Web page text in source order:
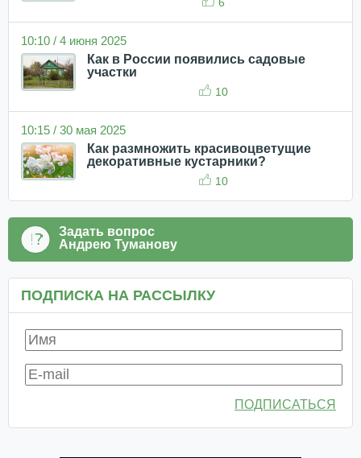
10:10 / 4 июня 2025
Как в России появились садовые
участки
10
10:15 / 30 мая 2025
Как размножить красивоцветущие
декоративные кустарники?
10
Задать вопрос
Андрею Туманову
ПОДПИСКА НА РАССЫЛКУ
ПОДПИСАТЬСЯ